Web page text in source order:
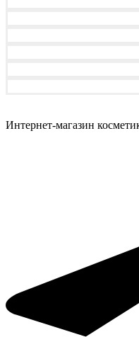
Интернет-магазин